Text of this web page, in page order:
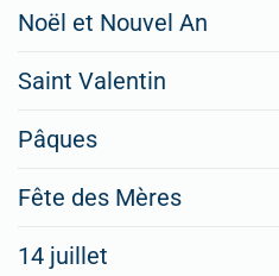
Noël et Nouvel An
Saint Valentin
Pâques
Fête des Mères
14 juillet